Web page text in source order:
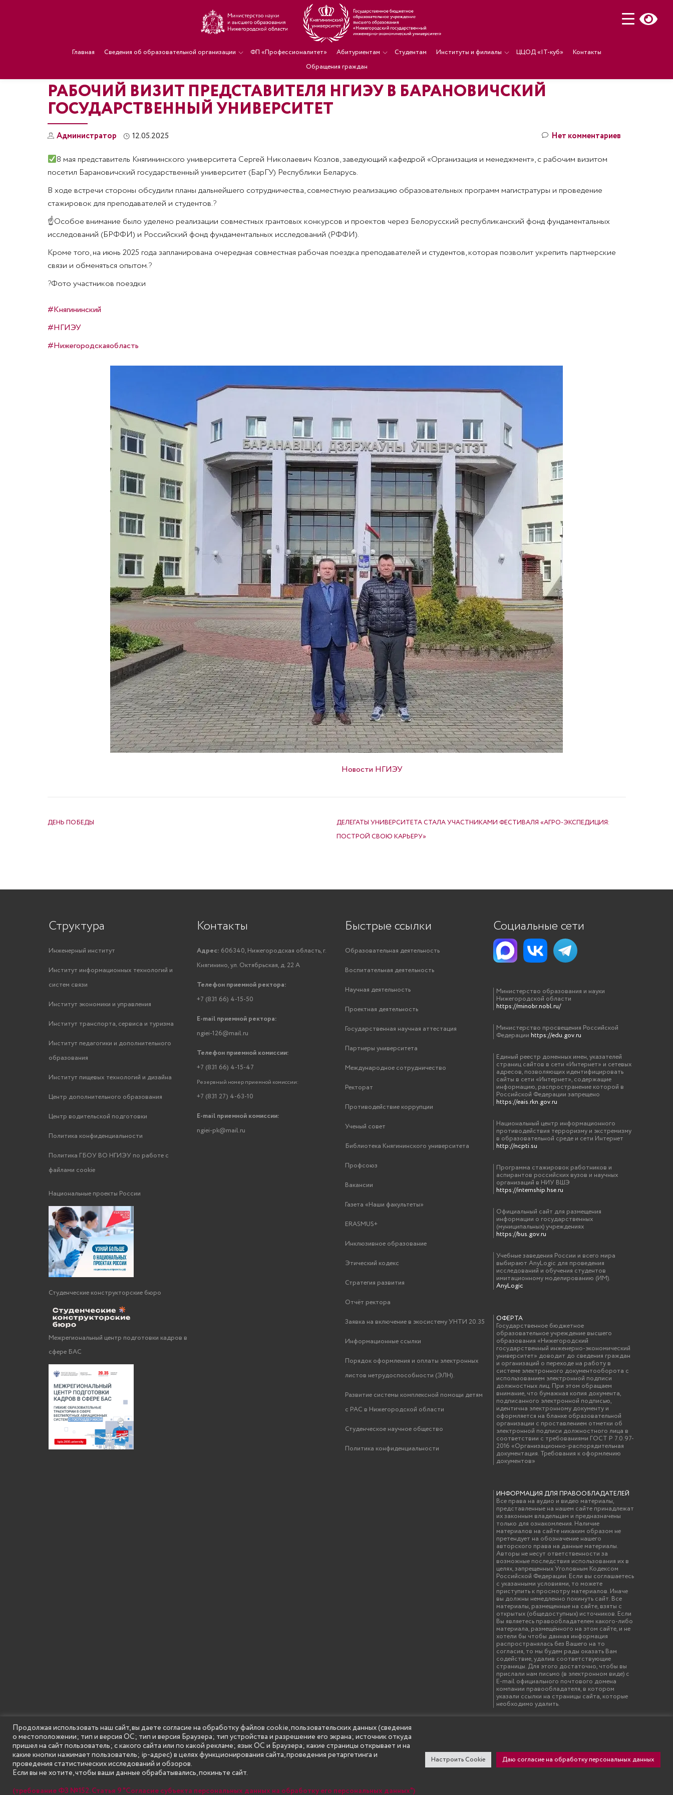
Главная Сведения об образовательной организации ФП «Профессионалитет» Абитуриентам Студентам Институты и филиалы ЦЦОД «IT-куб»
Контакты
Обращения граждан
РАБОЧИЙ ВИЗИТ ПРЕДСТАВИТЕЛЯ НГИЭУ В БАРАНОВИЧСКИЙ
ГОСУДАРСТВЕННЫЙ УНИВЕРСИТЕТ
Администратор 12.05.2025 Нет комментариев
8 мая представитель Княгининского университета Сергей Николаевич Козлов, заведующий кафедрой «Организация и менеджмент», с рабочим визитом
посетил Барановичский государственный университет (БарГУ) Республики Беларусь.
В ходе встречи стороны обсудили планы дальнейшего сотрудничества, совместную реализацию образовательных программ магистратуры и проведение
стажировок для преподавателей и студентов.?
☝Особое внимание было уделено реализации совместных грантовых конкурсов и проектов через Белорусский республиканский фонд фундаментальных
исследований (БРФФИ) и Российский фонд фундаментальных исследований (РФФИ).
Кроме того, на июнь 2025 года запланирована очередная совместная рабочая поездка преподавателей и студентов, которая позволит укрепить партнерские
связи и обменяться опытом.?
?Фото участников поездки
#Княгининский
#НГИЭУ
#Нижегородскаяобласть
Новости НГИЭУ
ДЕНЬ ПОБЕДЫ
ДЕЛЕГАТЫ УНИВЕРСИТЕТА СТАЛА УЧАСТНИКАМИ ФЕСТИВАЛЯ «АГРО-ЭКСПЕДИЦИЯ:
ПОСТРОЙ СВОЮ КАРЬЕРУ»
Структура
Инженерный институт
Институт информационных технологий и
систем связи
Институт экономики и управления
Институт транспорта, сервиса и туризма
Институт педагогики и дополнительного
образования
Институт пищевых технологий и дизайна
Центр дополнительного образования
Центр водительской подготовки
Политика конфиденциальности
Политика ГБОУ ВО НГИЭУ по работе с
файлами cookie
Национальные проекты России
Студенческие конструкторские бюро
Межрегиональный центр подготовки кадров в
сфере БАС
Контакты
Адрес: 606340, Нижегородская область, г.
Княгинино, ул. Октябрьская, д. 22 А
Телефон приемной ректора:
+7 (831 66) 4-15-50
E-mail приемной ректора:
ngiei-126@mail.ru
Телефон приемной комиссии:
+7 (831 66) 4-15-47
Резервный номер приемной комиссии:
+7 (831 27) 4-63-10
E-mail приемной комиссии:
ngiei-pk@mail.ru
Быстрые ссылки
Образовательная деятельность
Воспитательная деятельность
Научная деятельность
Проектная деятельность
Государственная научная аттестация
Партнеры университета
Международное сотрудничество
Ректорат
Противодействие коррупции
Ученый совет
Библиотека Княгининского университета
Профсоюз
Вакансии
Газета «Наши факультеты»
ERASMUS+
Инклюзивное образование
Этический кодекс
Стратегия развития
Отчёт ректора
Заявка на включение в экосистему УНТИ 20.35
Информационные ссылки
Порядок оформления и оплаты электронных
листов нетрудоспособности (ЭЛН).
Развитие системы комплексной помощи детям
с РАС в Нижегородской области
Студенческое научное общество
Политика конфиденциальности
Социальные сети
Министерство образования и науки
Нижегородской области
https://minobr.nobl.ru/
Министерство просвещения Российской
Федерации https://edu.gov.ru
Единый реестр доменных имен, указателей
страниц сайтов в сети «Интернет» и сетевых
адресов, позволяющих идентифицировать
сайты в сети «Интернет», содержащие
информацию, распространение которой в
Российской Федерации запрещено
https://eais.rkn.gov.ru
Национальный центр информационного
противодействия терроризму и экстремизму
в образовательной среде и сети Интернет
http://ncpti.su
Программа стажировок работников и
аспирантов российских вузов и научных
организаций в НИУ ВШЭ
https://internship.hse.ru
Официальный сайт для размещения
информации о государственных
(муниципальных) учреждениях
https://bus.gov.ru
Учебные заведения России и всего мира
выбирают AnyLogic для проведения
исследований и обучения студентов
имитационному моделированию (ИМ).
AnyLogic
ОФЕРТА
Государственное бюджетное
образовательное учреждение высшего
образования «Нижегородский
государственный инженерно-экономический
университет» доводит до сведения граждан
и организаций о переходе на работу в
системе электронного документооборота с
использованием электронной подписи
должностных лиц. При этом обращаем
внимание, что бумажная копия документа,
подписанного электронной подписью,
идентична электронному документу и
оформляется на бланке образовательной
организации с проставлением отметки об
электронной подписи должностного лица в
соответствии с требованиями ГОСТ Р 7.0.97-
2016 «Организационно-распорядительная
документация. Требования к оформлению
документов»
ИНФОРМАЦИЯ ДЛЯ ПРАВООБЛАДАТЕЛЕЙ
Все права на аудио и видео материалы,
представленные на нашем сайте принадлежат
их законным владельцам и предназначены
только для ознакомления. Наличие
материалов на сайте никаким образом не
претендует на обозначение нашего
авторского права на данные материалы.
Авторы не несут ответственности за
возможные последствия использования их в
целях, запрещенных Уголовным Кодексом
Российской Федерации. Если вы соглашаетесь
с указанными условиями, то можете
приступить к просмотру материалов. Иначе
вы должны немедленно покинуть сайт. Все
материалы, размещенные на сайте, взяты с
открытых (общедоступных) источников. Если
Вы являетесь правообладателем какого-либо
материала, размещённого на этом сайте, и не
хотели бы чтобы данная информация
распространялась без Вашего на то
согласия, то мы будем рады оказать Вам
содействие, удалив соответствующие
страницы. Для этого достаточно, чтобы вы
прислали нам письмо (в электронном виде) с
E-mail официального почтового домена
компании правообладателя, в котором
указали ссылки на страницы сайта, которые
необходимо удалить.
SECONDARY
MENU
© Государственное бюджетное образовательное учреждение высшего образования "Нижегородский государственный инженерно-экономический университет"
(Княгининский университет) 2002 - 2026
Продолжая использовать наш сайт, вы даете согласие на обработку файлов cookie, пользовательских данных (сведения
о местоположении; тип и версия ОС; тип и версия Браузера; тип устройства и разрешение его экрана; источник откуда
пришел на сайт пользователь; с какого сайта или по какой рекламе; язык ОС и Браузера; какие страницы открывает и на
какие кнопки нажимает пользователь; ip-адрес) в целях функционирования сайта, проведения ретаргетинга и
проведения статистических исследований и обзоров.
Если вы не хотите, чтобы ваши данные обрабатывались, покиньте сайт.
(требование ФЗ №152. Статья 9 "Согласие субъекта персональных данных на обработку его персональных данных")
Настроить Cookie Даю согласие на обработку персональных данных